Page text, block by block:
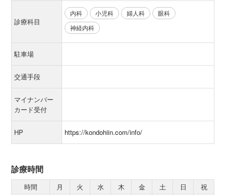
診療科目
内科 小児科 婦人科
眼科
神経内科
駐車場
交通手段
マイナンバー
カード受付
HP https://kondohiin.com/info/
診療時間
時間 月 火 水 木 金 土 日
祝